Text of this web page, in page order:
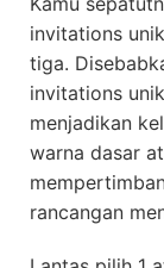
invitations
tiga.
invitations
menjadikan
warna dasar
rancangan